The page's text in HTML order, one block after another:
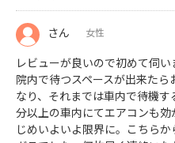
さん 女性
レビューが良いので初めて伺い
院内で待つスペースが出来た
なり、それまでは車内で待機
分以上の車内にてエアコンも
じめいよいよ限界に。こちら